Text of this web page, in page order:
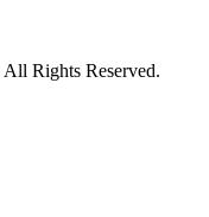
Rights Reserved.